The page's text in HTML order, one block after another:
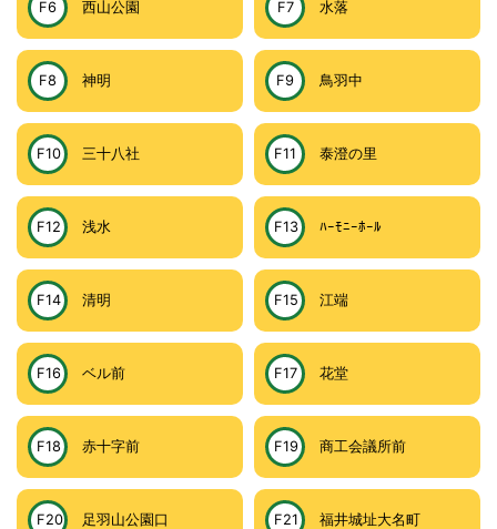
F6 西山公園 F7 水落
F8 神明 F9 鳥羽中
F10 三十八社 F11 泰澄の里
F12 浅水 F13 ﾊｰﾓﾆｰﾎｰﾙ
F14 清明 F15 江端
F16 ベル前 F17 花堂
F18 赤十字前 F19 商工会議所前
F20 足羽山公園口 F21 福井城址大名町